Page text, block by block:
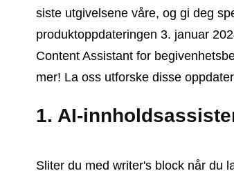
siste utgivelsene våre, og gi deg
produktoppdateringen 3. januar
Content Assistant for
mer! La oss utforske disse
1. AI-
Sliter du med writer's block når du